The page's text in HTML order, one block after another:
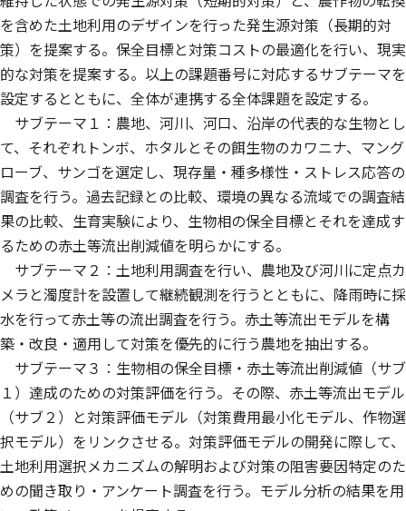
を含めた土地利用のデザインを行った発生源対策（長期的対
策）を提案する。保全目標と対策コストの最適化を行い、現実
的な対策を提案する。以上の課題番号に対応するサブテーマを
設定するとともに、全体が連携する全体課題を設定する。
サブテーマ１：農地、河川、河口、沿岸の代表的な生物とし
て、それぞれトンボ、ホタルとその餌生物のカワニナ、マング
ローブ、サンゴを選定し、現存量・種多様性・ストレス応答の
調査を行う。過去記録との比較、環境の異なる流域での調査結
果の比較、生育実験により、生物相の保全目標とそれを達成す
るための赤土等流出削減値を明らかにする。
サブテーマ２：土地利用調査を行い、農地及び河川に定点カ
メラと濁度計を設置して継続観測を行うとともに、降雨時に採
水を行って赤土等の流出調査を行う。赤土等流出モデルを構
築・改良・適用して対策を優先的に行う農地を抽出する。
サブテーマ３：生物相の保全目標・赤土等流出削減値（サブ
１）達成のための対策評価を行う。その際、赤土等流出モデル
（サブ２）と対策評価モデル（対策費用最小化モデル、作物選
択モデル）をリンクさせる。対策評価モデルの開発に際して、
土地利用選択メカニズムの解明および対策の阻害要因特定のた
めの聞き取り・アンケート調査を行う。モデル分析の結果を用